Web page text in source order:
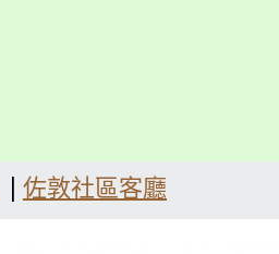
︳
佐敦社區客廳